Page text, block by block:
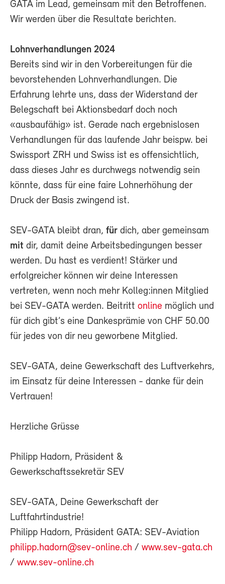
GATA im Lead, gemeinsam mit den Betroffenen.
Wir werden über die Resultate berichten.
Lohnverhandlungen 2024
Bereits sind wir in den Vorbereitungen für die
bevorstehenden Lohnverhandlungen. Die
Erfahrung lehrte uns, dass der Widerstand der
Belegschaft bei Aktionsbedarf doch noch
«ausbaufähig» ist. Gerade nach ergebnislosen
Verhandlungen für das laufende Jahr beispw. bei
Swissport ZRH und Swiss ist es offensichtlich,
dass dieses Jahr es durchwegs notwendig sein
könnte, dass für eine faire Lohnerhöhung der
Druck der Basis zwingend ist.
SEV-GATA bleibt dran, für dich, aber gemeinsam
mit dir, damit deine Arbeitsbedingungen besser
werden. Du hast es verdient! Stärker und
erfolgreicher können wir deine Interessen
vertreten, wenn noch mehr Kolleg:innen Mitglied
bei SEV-GATA werden. Beitritt online möglich und
für dich gibt’s eine Dankesprämie von CHF 50.00
für jedes von dir neu geworbene Mitglied.
SEV-GATA, deine Gewerkschaft des Luftverkehrs,
im Einsatz für deine Interessen - danke für dein
Vertrauen!
Herzliche Grüsse
Philipp Hadorn, Präsident &
Gewerkschaftssekretär SEV
SEV-GATA, Deine Gewerkschaft der
Luftfahrtindustrie!
Philipp Hadorn, Präsident GATA: SEV-Aviation
philipp.hadorn@sev-online.ch / www.sev-gata.ch
/ www.sev-online.ch